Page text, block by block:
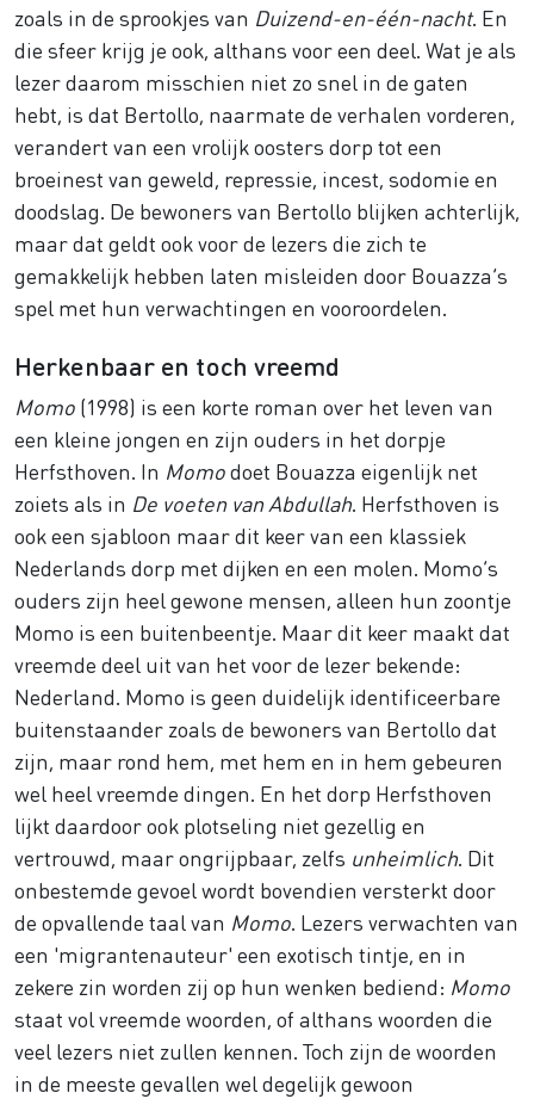
zoals in de sprookjes van Duizend-en-één-nacht. En
die sfeer krijg je ook, althans voor een deel. Wat je als
lezer daarom misschien niet zo snel in de gaten
hebt, is dat Bertollo, naarmate de verhalen vorderen,
verandert van een vrolijk oosters dorp tot een
broeinest van geweld, repressie, incest, sodomie en
doodslag. De bewoners van Bertollo blijken achterlijk,
maar dat geldt ook voor de lezers die zich te
gemakkelijk hebben laten misleiden door Bouazza’s
spel met hun verwachtingen en vooroordelen.
Herkenbaar en toch vreemd
Momo (1998) is een korte roman over het leven van
een kleine jongen en zijn ouders in het dorpje
Herfsthoven. In Momodoet Bouazza eigenlijk net
zoiets als in De voeten van Abdullah. Herfsthoven is
ook een sjabloon maar dit keer van een klassiek
Nederlands dorp met dijken en een molen. Momo’s
ouders zijn heel gewone mensen, alleen hun zoontje
Momo is een buitenbeentje. Maar dit keer maakt dat
vreemde deel uit van het voor de lezer bekende:
Nederland. Momo is geen duidelijk identificeerbare
buitenstaander zoals de bewoners van Bertollo dat
zijn, maar rond hem, met hem en in hem gebeuren
wel heel vreemde dingen. En het dorp Herfsthoven
lijkt daardoor ook plotseling niet gezellig en
vertrouwd, maar ongrijpbaar, zelfs unheimlich. Dit
onbestemde gevoel wordt bovendien versterkt door
de opvallende taal van Momo . Lezers verwachten van
een 'migrantenauteur' een exotisch tintje, en in
zekere zin worden zij op hun wenken bediend: Momo
staat vol vreemde woorden, of althans woorden die
veel lezers niet zullen kennen. Toch zijn de woorden
in de meeste gevallen wel degelijk gewoon